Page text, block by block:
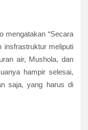
mengatakan “Secara
insfrastruktur meliputi
air, Mushola, dan
hampir selesai,
saja, yang harus di